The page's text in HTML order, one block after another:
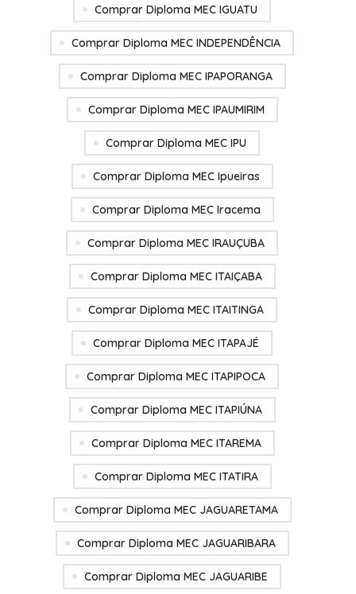
Comprar Diploma MEC IGUATU
Comprar Diploma MEC INDEPENDÊNCIA
Comprar Diploma MEC IPAPORANGA
Comprar Diploma MEC IPAUMIRIM
Comprar Diploma MEC IPU
Comprar Diploma MEC Ipueiras
Comprar Diploma MEC Iracema
Comprar Diploma MEC IRAUÇUBA
Comprar Diploma MEC ITAIÇABA
Comprar Diploma MEC ITAITINGA
Comprar Diploma MEC ITAPAJÉ
Comprar Diploma MEC ITAPIPOCA
Comprar Diploma MEC ITAPIÚNA
Comprar Diploma MEC ITAREMA
Comprar Diploma MEC ITATIRA
Comprar Diploma MEC JAGUARETAMA
Comprar Diploma MEC JAGUARIBARA
Comprar Diploma MEC JAGUARIBE